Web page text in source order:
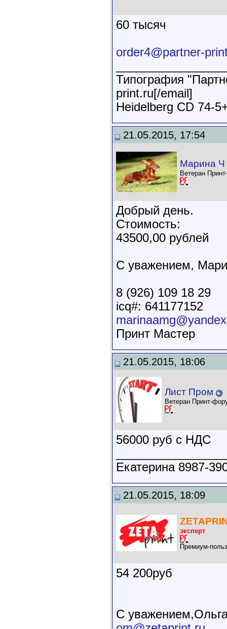
60 тысяч
order4@partner-
Типография
print.ru[/email]
Heidelberg CD 74-
21.05.2015, 17:54
Марина Ч
Ветеран
Добрый день.
Стоимость:
43500,00 рублей
С уважением,
8 (926) 109 18 29
icq#: 641177152
Принт Мастер
21.05.2015, 18:06
Лист Пром
Ветеран Принт-
56000 руб с НДС
Екатерина 8987-
21.05.2015, 18:09
эксперт
Премиум-
54 200руб
С